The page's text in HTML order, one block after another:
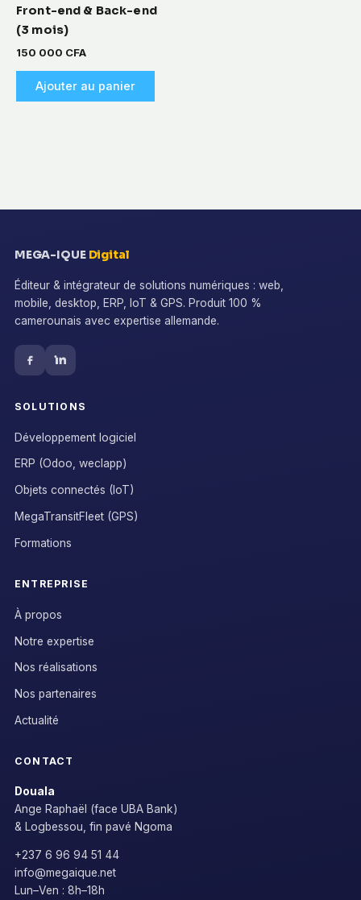
Front-end & Back-end
(3 mois)
150 000 CFA
Ajouter au panier
MEGA-IQUE Digital
Éditeur & intégrateur de solutions numériques : web,
mobile, desktop, ERP, IoT & GPS. Produit 100 %
camerounais avec expertise allemande.
SOLUTIONS
Développement logiciel
ERP (Odoo, weclapp)
Objets connectés (IoT)
MegaTransitFleet (GPS)
Formations
ENTREPRISE
À propos
Notre expertise
Nos réalisations
Nos partenaires
Actualité
CONTACT
Douala
Ange Raphaël (face UBA Bank)
& Logbessou, fin pavé Ngoma
+237 6 96 94 51 44
info@megaique.net
Lun–Ven : 8h–18h